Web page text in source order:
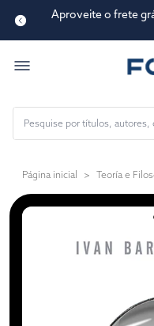
Aproveite o frete
Página inicial > Teoría e